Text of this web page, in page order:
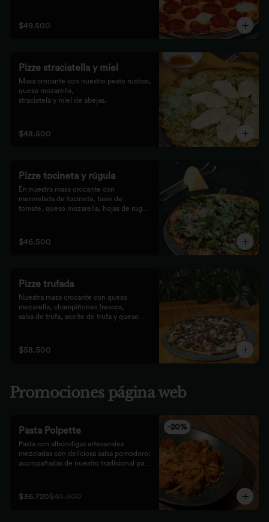
$49.500
Pizze straciatella y miel
Masa crocante con nuestro pesto rústico,
queso mozarella,
straciatela y miel de abejas.
$48.500
Pizze tocineta y rúgula
En nuestra masa crocante con
mermelada de tocineta, base de
tomate, queso mozarella, hojas de rúgula
$46.500
Pizze trufada
Nuestra masa crocante con queso
mozarella, champiñones frescos,
salsa de trufa, aceite de trufa y queso
$58.500
Promociones página web
-20%
Pasta Polpette
Pasta con albóndigas artesanales
mezcladas con deliciosa salsa pomodoro;
acompañadas de nuestro tradicional pan
$36.720$45.900